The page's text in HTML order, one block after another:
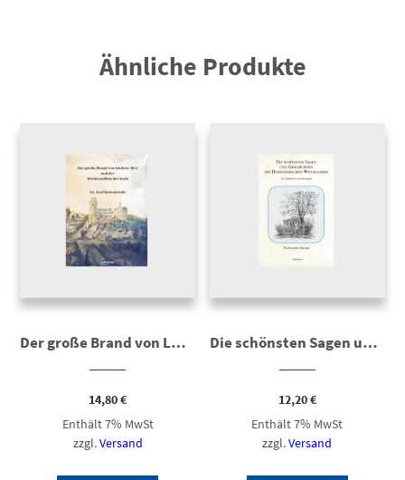
Ähnliche Produkte
Der große Brand von Lüchow 1811 und der Wiederaufbau der Stadt
14,80€
Enthält 7% MwSt
zzgl.Versand
Die schönsten Sagen und Geschichten des Hannoverschen Wendlandes
12,20€
Enthält 7% MwSt
zzgl.Versand